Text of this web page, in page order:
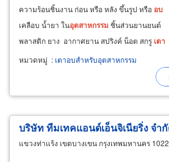
ความร้อนชิ้นงาน ก่อน หรือ หลัง ขึ้นรูป หรือ อบ
เคลือบ น้ำยา ในอุตสาหกรรมชิ้นส่วนยานยนต์
พลาสติก ยาง อากาศยาน สปริงค์ น็อต สกรู เตา
เผาอุณหภูมิสูง (high temperature oven /
ชุบแข็ง แม่พิมพ์ เครื่องมือทำจากเหล็ก
หมวดหมู่ : เตาอบสำหรับอุตสาหกรรม
บริษัท ทีมเทคแอนด์เอ็นจิเนียริ่ง จำ
แขวงท่าแร้ง เขตบางเขน กรุงเทพมหานคร